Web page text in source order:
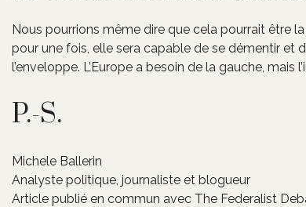
Nous pourrions même dire que cela pourrait être
pour une fois, elle sera capable de se démentir et
l’enveloppe. L’Europe a besoin de la gauche,
P.-S.
Michele Ballerin
Analyste politique, journaliste et blogueur
Article publié en commun avec The Federalist